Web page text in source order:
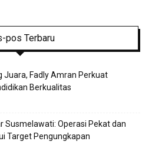
pos Terbaru
Juara, Fadly Amran Perkuat
Berkualitas
Susmelawati: Operasi Pekat dan
Target Pengungkapan